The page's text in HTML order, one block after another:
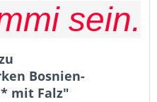
sein.
Bosnien-
* mit Falz"